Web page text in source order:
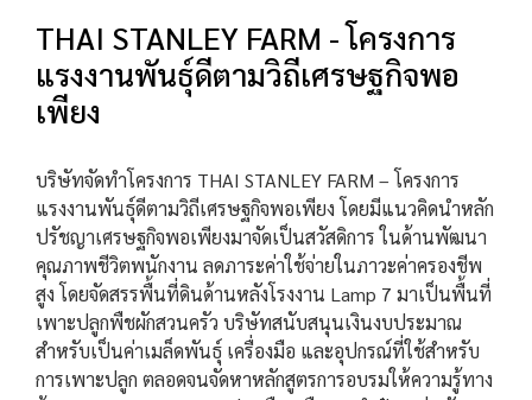
THAI STANLEY FARM - โครงการ
แรงงานพันธุ์ดีตามวิถีเศรษฐกิจพอ
เพียง
บริษัทจัดทำโครงการ THAI STANLEY FARM – โครงการ
แรงงานพันธุ์ดีตามวิถีเศรษฐกิจพอเพียง โดยมีแนวคิดนำหลัก
ปรัชญาเศรษฐกิจพอเพียงมาจัดเป็นสวัสดิการ ในด้านพัฒนา
คุณภาพชีวิตพนักงาน ลดภาระค่าใช้จ่ายในภาวะค่าครองชีพ
สูง โดยจัดสรรพื้นที่ดินด้านหลังโรงงาน Lamp 7 มาเป็นพื้นที่
เพาะปลูกพืชผักสวนครัว บริษัทสนับสนุนเงินงบประมาณ
สำหรับเป็นค่าเมล็ดพันธุ์ เครื่องมือ และอุปกรณ์ที่ใช้สำหรับ
การเพาะปลูก ตลอดจนจัดหาหลักสูตรการอบรมให้ความรู้ทาง